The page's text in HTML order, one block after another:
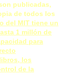
publicadas,
de todos los
del MIT tiene un
1 millón de
para
los
de la